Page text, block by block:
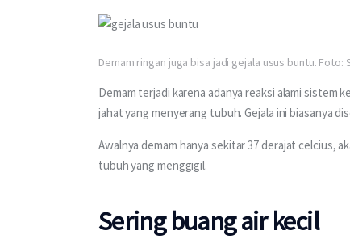
Demam ringan juga bisa jadi gejala usus buntu.
Demam terjadi karena adanya reaksi alami sistem
jahat yang menyerang tubuh. Gejala ini biasanya
Awalnya demam hanya sekitar 37 derajat celcius,
tubuh yang menggigil.
Sering buang air kecil